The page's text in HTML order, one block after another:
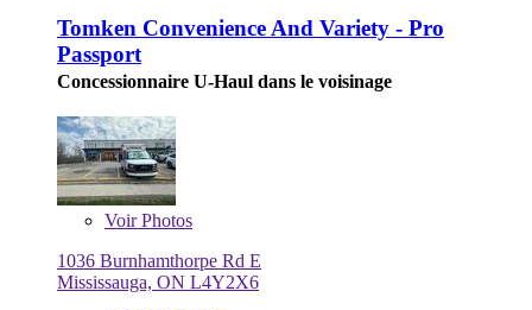
Tomken Convenience And Variety - Pro
Passport
Concessionnaire U-Haul dans le voisinage
VoirPhotos
1036 Burnhamthorpe Rd E
Mississauga, ON L4Y2X6